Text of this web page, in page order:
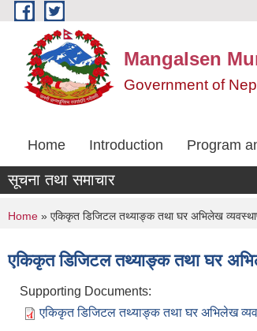
Skip to main content
Mangalsen
Government of
Home Introduction Program
सूचना तथा समाचार
You are here
Home » एकिकृत डिजिटल तथ्याङ्क तथा घर अभिलेख
एकिकृत डिजिटल तथ्याङ्क तथा घर
Supporting Documents:
एकिकृत डिजिटल तथ्याङ्क तथा घर अभिलेख